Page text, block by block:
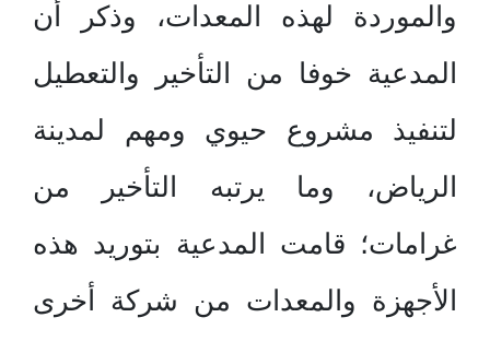
والموردة لهذه المعدات، وذكر أن
المدعية خوفا من التأخير والتعطيل
لتنفيذ مشروع حيوي ومهم لمدينة
الرياض، وما يرتبه التأخير من
غرامات؛ قامت المدعية بتوريد هذه
الأجهزة والمعدات من شركة أخرى